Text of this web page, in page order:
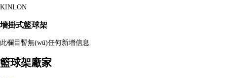
KINLON
墻掛式籃球架
此欄目暫無(wú)任何新增信息
籃球架廠家